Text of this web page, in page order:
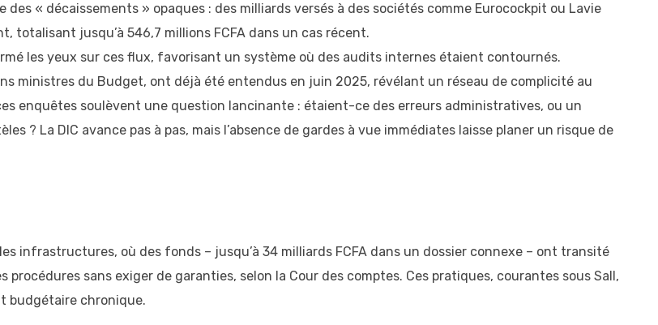
des « décaissements » opaques : des milliards versés à des sociétés comme Eurocockpit ou Lavie
totalisant jusqu’à 546,7 millions FCFA dans un cas récent.
les yeux sur ces flux, favorisant un système où des audits internes étaient contournés.
ministres du Budget, ont déjà été entendus en juin 2025, révélant un réseau de complicité au
enquêtes soulèvent une question lancinante : étaient-ce des erreurs administratives, ou un
? La DIC avance pas à pas, mais l’absence de gardes à vue immédiates laisse planer un risque de
infrastructures, où des fonds – jusqu’à 34 milliards FCFA dans un dossier connexe – ont transité
sans exiger de garanties, selon la Cour des comptes. Ces pratiques, courantes sous Sall,
budgétaire chronique.